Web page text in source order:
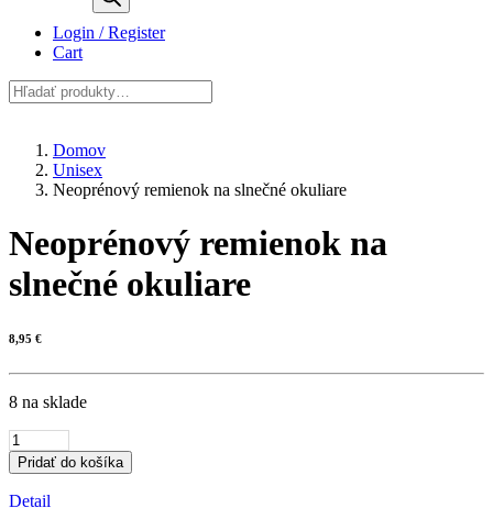
Login / Register
Cart
Domov
Unisex
Neoprénový remienok na slnečné okuliare
Neoprénový remienok na
slnečné okuliare
8,95 €
8 na sklade
množstvo
Neoprénový
remienok
na
Pridať do košíka
Detail